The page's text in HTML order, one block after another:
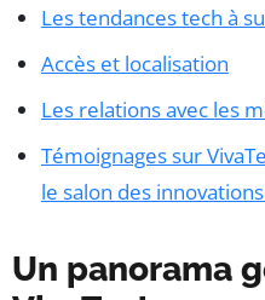
Les tendances tech à
Accès et localisation
Les relations avec les
Témoignages sur
le salon des
Un panorama